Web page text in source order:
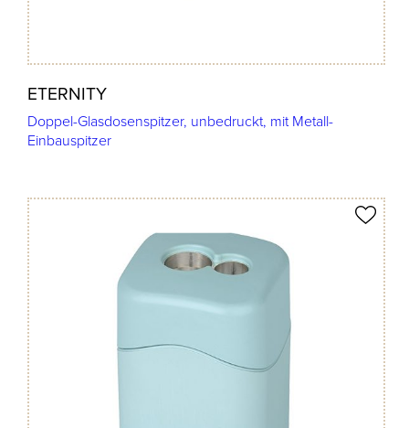
ETERNITY
Doppel-Glasdosenspitzer, unbedruckt, mit Metall-
Einbauspitzer